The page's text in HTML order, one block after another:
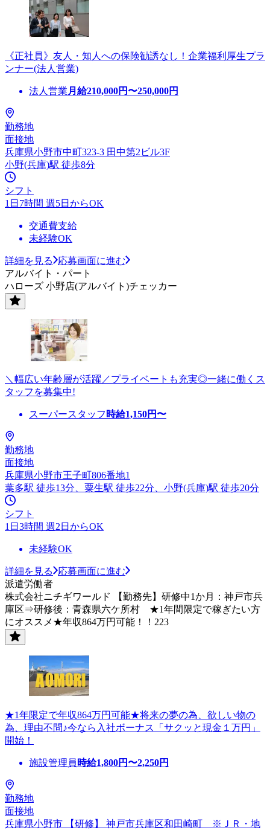
《正社員》友人・知人への保険勧誘なし！企業福利厚生プラ
ンナー(法人営業)
法人営業 月給210,000円〜250,000円
勤務地
面接地
兵庫県小野市中町323-3 田中第2ビル3F
小野(兵庫)駅 徒歩8分
シフト
1日7時間 週5日からOK
交通費支給
未経験OK
詳細を見る
応募画面に進む
アルバイト・パート
ハローズ 小野店(アルバイト)チェッカー
＼幅広い年齢層が活躍／プライベートも充実◎一緒に働くス
タッフを募集中!
スーパースタッフ 時給1,150円〜
勤務地
面接地
兵庫県小野市王子町806番地1
葉多駅 徒歩13分、粟生駅 徒歩22分、小野(兵庫)駅 徒歩20分
シフト
1日3時間 週2日からOK
未経験OK
詳細を見る
応募画面に進む
派遣労働者
株式会社ニチギワールド 【勤務先】研修中1か月：神戸市兵
庫区⇒研修後：青森県六ケ所村 ★1年間限定で稼ぎたい方
にオススメ★年収864万円可能！！223
★1年限定で年収864万円可能★将来の夢の為、欲しい物の
為、理由不問♪今なら入社ボーナス「サクッと現金１万円」
開始！
施設管理員 時給1,800円〜2,250円
勤務地
面接地
兵庫県小野市 【研修】 神戸市兵庫区和田崎町 ※ＪＲ・地